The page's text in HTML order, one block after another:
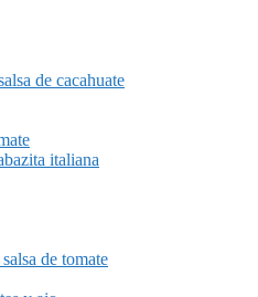
de cacahuate
italiana
de tomate